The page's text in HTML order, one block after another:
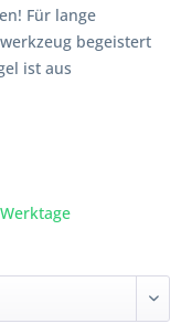
Für lange
begeistert
ist aus